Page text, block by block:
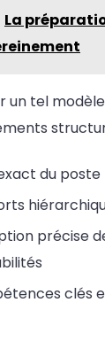
La
un tel
du poste
précise
clés